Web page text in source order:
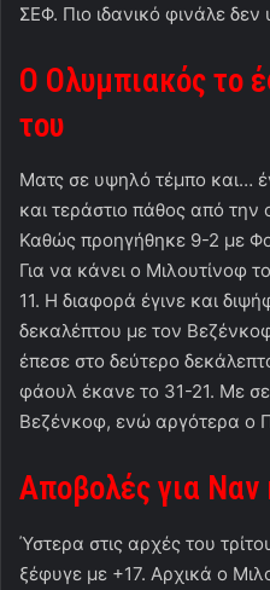
ΣΕΦ. Πιο ιδανικό φινάλε δεν
Ο Ολυμπιακός το
του
Ματς σε υψηλό τέμπο και…
και τεράστιο πάθος από
Καθώς προηγήθηκε 9-2 με
Για να κάνει ο Μιλουτίνοφ
11. Η διαφορά έγινε και
δεκαλέπτου με τον
έπεσε στο δεύτερο
φάουλ έκανε το 31-21. Με
Βεζένκοφ, ενώ αργότερα ο
Αποβολές για Ναν
Ύστερα στις αρχές του
ξέφυγε με +17. Αρχικά ο